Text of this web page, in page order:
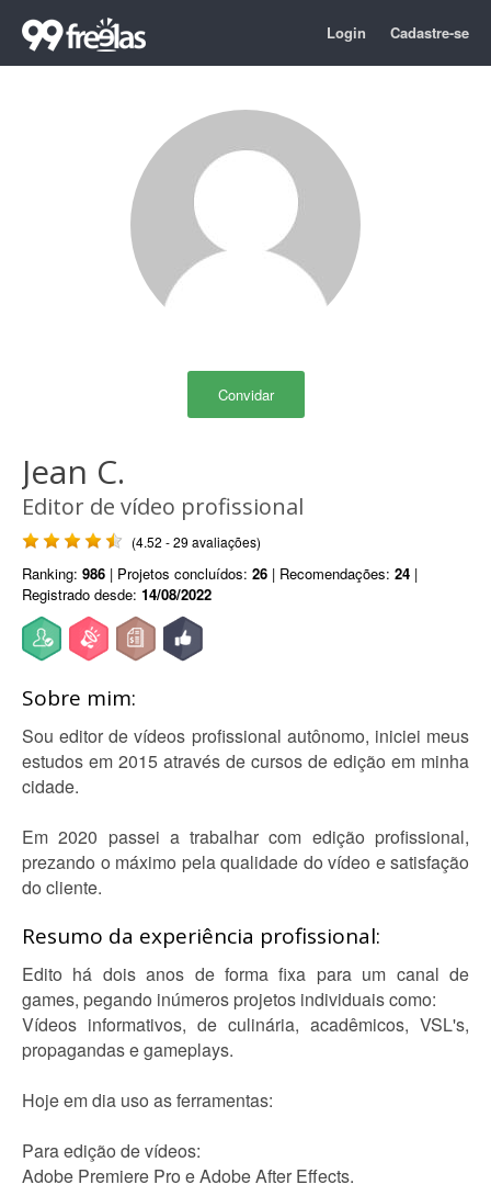
Login Cadastre-se
Convidar
Jean C.
Editor de vídeo profissional
(4.52 - 29 avaliações)
Ranking: 986 | Projetos concluídos: 26 | Recomendações: 24 |
Registrado desde: 14/08/2022
Sobre mim:
Sou editor de vídeos profissional autônomo, iniciei meus
estudos em 2015 através de cursos de edição em minha
cidade.
Em 2020 passei a trabalhar com edição profissional,
prezando o máximo pela qualidade do vídeo e satisfação
do cliente.
Resumo da experiência profissional:
Edito há dois anos de forma fixa para um canal de
games, pegando inúmeros projetos individuais como:
Vídeos informativos, de culinária, acadêmicos, VSL's,
propagandas e gameplays.
Hoje em dia uso as ferramentas:
Para edição de vídeos:
Adobe Premiere Pro e Adobe After Effects.